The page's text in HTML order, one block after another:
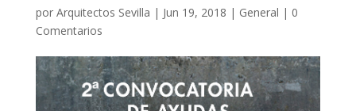
por Arquitectos Sevilla | Jun 19, 2018 | General | 0
Comentarios